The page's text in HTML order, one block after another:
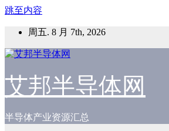
跳至内容
周五. 8 月 7th, 2026
艾邦半导体网
半导体产业资源汇总